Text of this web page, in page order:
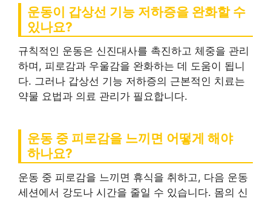
운동이 갑상선 기능 저하증을 완화할 수
있나요?
규칙적인 운동은 신진대사를 촉진하고 체중을 관리
하며, 피로감과 우울감을 완화하는 데 도움이 됩니
다. 그러나 갑상선 기능 저하증의 근본적인 치료는
약물 요법과 의료 관리가 필요합니다.
운동 중 피로감을 느끼면 어떻게 해야
하나요?
운동 중 피로감을 느끼면 휴식을 취하고, 다음 운동
세션에서 강도나 시간을 줄일 수 있습니다. 몸의 신